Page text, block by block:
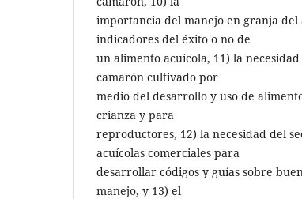
importancia del manejo en granja del
indicadores del éxito o no de
un alimento acuícola, 11) la
camarón cultivado por
medio del desarrollo y uso de
crianza y para
reproductores, 12) la necesidad del
acuícolas comerciales para
desarrollar códigos y guías sobre
manejo, y 13) el